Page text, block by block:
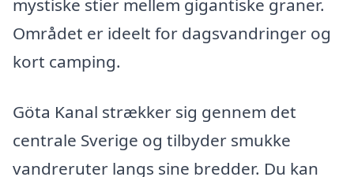
mystiske stier mellem gigantiske graner.
Området er ideelt for dagsvandringer og
kort camping.
Göta Kanal strækker sig gennem det
centrale Sverige og tilbyder smukke
vandreruter langs sine bredder. Du kan